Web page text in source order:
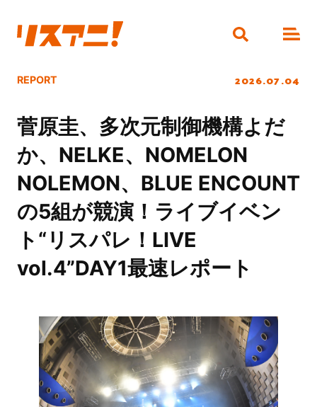
REPORT 2026.07.04
菅原圭、多次元制御機構よだ
か、NELKE、NOMELON
NOLEMON、BLUE ENCOUNT
の5組が競演！ライブイベン
ト“リスパレ！LIVE
vol.4”DAY1最速レポート